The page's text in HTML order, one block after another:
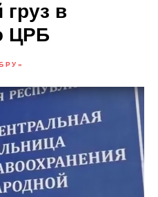
в
ЦРБ